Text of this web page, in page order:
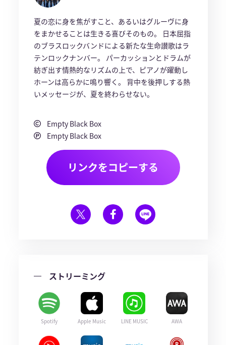
夏の恋に身を焦がすこと、あるいはグルーヴに身
をまかせることは生きる喜びそのもの。 日本屈指
のブラスロックバンドによる新たな生命讃歌はラ
テンロックナンバー。 パーカッションとドラムが
紡ぎ出す情熱的なリズムの上で、ピアノが躍動し
ホーンは高らかに鳴り響く。 背中を後押しする熱
いメッセージが、夏を終わらせない。
Empty Black Box
Empty Black Box
リンクをコピーする
ストリーミング
Spotify Apple Music LINE MUSIC AWA